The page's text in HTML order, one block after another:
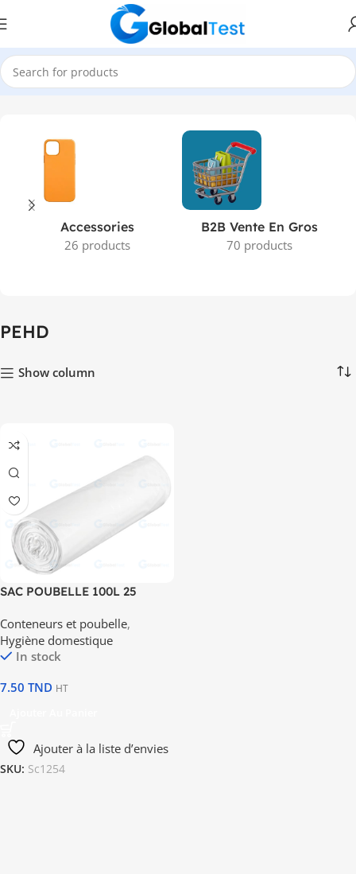
Accueil Produits identifiés “PEHD”
Accessories
26 products
B2B Vente En Gros
70 products
PEHD
Show column
SAC POUBELLE 100L 25
Conteneurs et poubelle,
Hygiène domestique
In stock
7.50 TND HT
Ajouter à la liste d’envies
SKU: Sc1254